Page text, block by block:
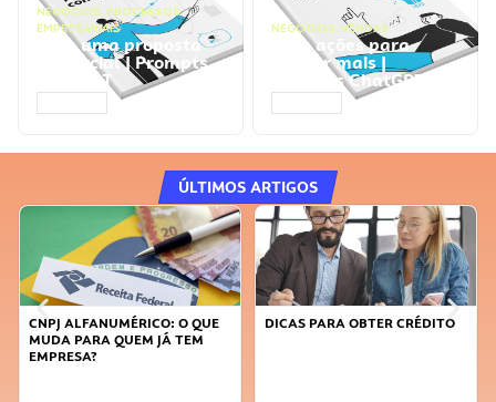
NEGÓCIOS, PROCESSOS
EMPRESARIAIS
Faça uma proposta
comercial | Prompts
ChatGPT
NEGÓCIOS, VENDAS
Faça ações para
vender mais |
Prompts ChatGPT
ÚLTIMOS ARTIGOS
DICAS PARA OBTER CRÉDITO
FAÇA A DIFERENÇA: SEJA